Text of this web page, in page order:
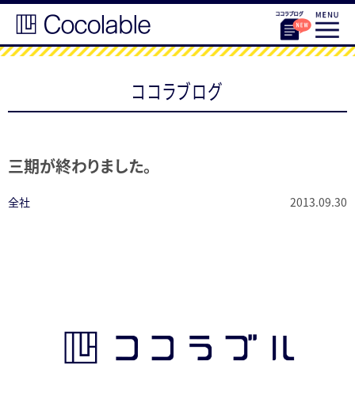
ココラブログ
三期が終わりました。
全社 2013.09.30